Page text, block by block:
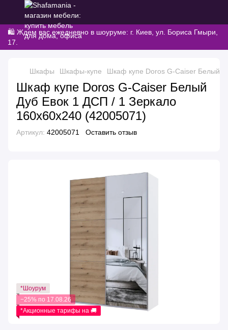
🛍️ Ждем вас ежедневно в шоуруме: г. Киев, ул. Бориса Гмыри,
17.
Шкафы Шкафы-купе Шкаф купе Doros G-Caiser Белый
Шкаф купе Doros G-Caiser Белый
Дуб Евок 1 ДСП / 1 Зеркало
160х60х240 (42005071)
Артикул: 42005071 Оставить отзыв
*Шоурум
−25% по 17.08.26
*Акционные тарифы на 🚚